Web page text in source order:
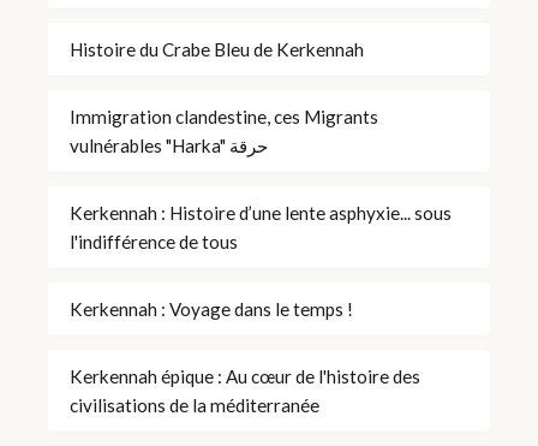
Histoire du Crabe Bleu de Kerkennah
Immigration clandestine, ces Migrants
vulnérables "Harka" حرقة
Kerkennah : Histoire d’une lente asphyxie... sous
l'indifférence de tous
Kerkennah : Voyage dans le temps !
Kerkennah épique : Au cœur de l'histoire des
civilisations de la méditerranée